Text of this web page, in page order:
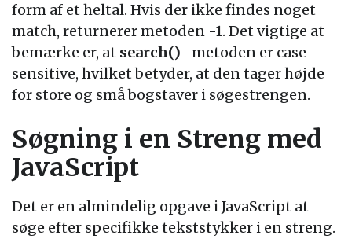
form af et heltal. Hvis der ikke findes noget
match, returnerer metoden -1. Det vigtige at
bemærke er, at search() -metoden er case-
sensitive, hvilket betyder, at den tager højde
for store og små bogstaver i søgestrengen.
Søgning i en Streng med
JavaScript
Det er en almindelig opgave i JavaScript at
søge efter specifikke tekststykker i en streng.